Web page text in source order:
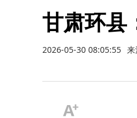
甘肃环县
2026-05-30 08:05:55 来